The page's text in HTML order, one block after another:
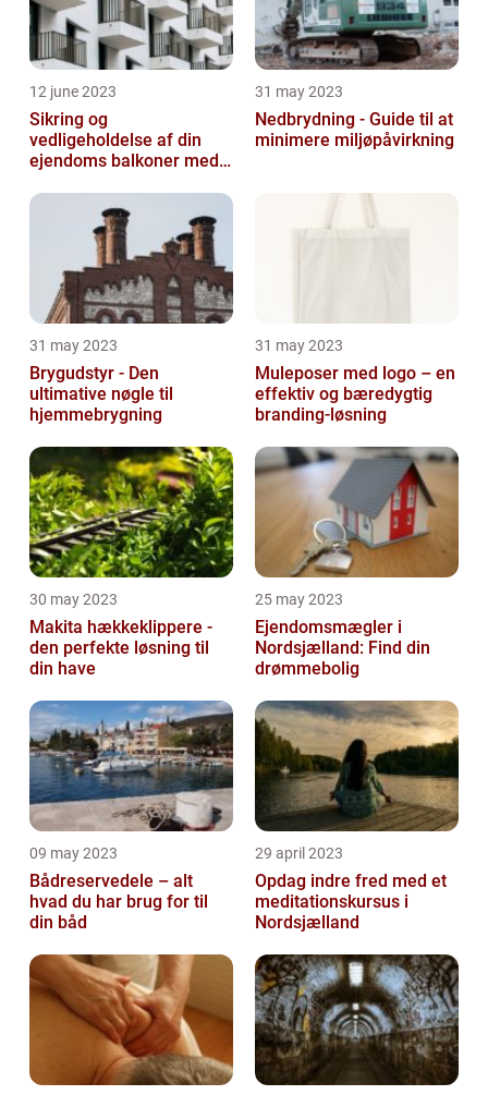
12 june 2023
Sikring og
vedligeholdelse af din
ejendoms balkoner med
31 may 2023
Nedbrydning - Guide til at
minimere miljøpåvirkning
31 may 2023
Brygudstyr - Den
ultimative nøgle til
hjemmebrygning
31 may 2023
Muleposer med logo – en
effektiv og bæredygtig
branding-løsning
30 may 2023
Makita hækkeklippere -
den perfekte løsning til
din have
25 may 2023
Ejendomsmægler i
Nordsjælland: Find din
drømmebolig
09 may 2023
Bådreservedele – alt
hvad du har brug for til
din båd
29 april 2023
Opdag indre fred med et
meditationskursus i
Nordsjælland